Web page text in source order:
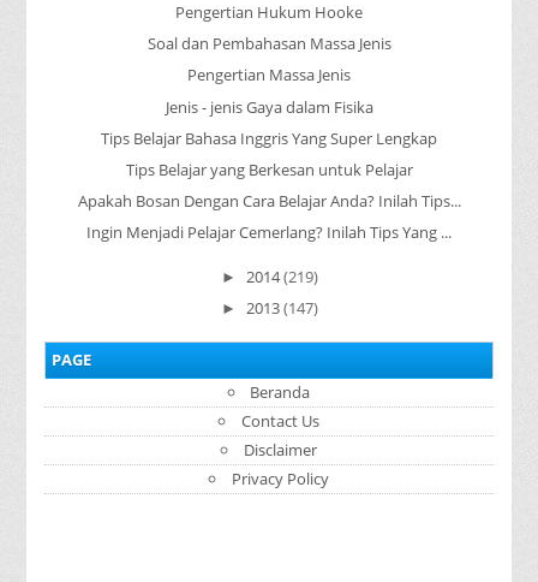
Pengertian Hukum Hooke
Soal dan Pembahasan Massa Jenis
Pengertian Massa Jenis
Jenis - jenis Gaya dalam Fisika
Tips Belajar Bahasa Inggris Yang Super Lengkap
Tips Belajar yang Berkesan untuk Pelajar
Apakah Bosan Dengan Cara Belajar Anda? Inilah Tips...
Ingin Menjadi Pelajar Cemerlang? Inilah Tips Yang ...
► 2014(219)
► 2013(147)
PAGE
Beranda
Contact Us
Disclaimer
Privacy Policy